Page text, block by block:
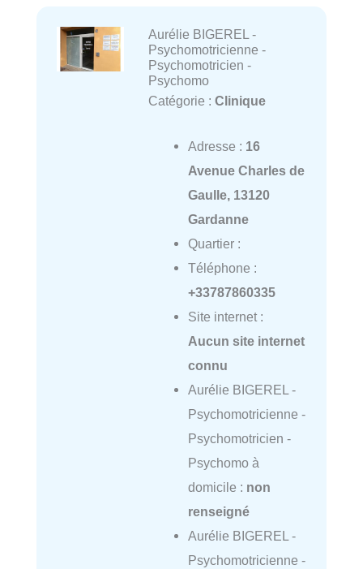
Aurélie BIGEREL -
Psychomotricienne -
Psychomotricien -
Psychomo
Catégorie : Clinique
Adresse : 16
Avenue Charles de
Gaulle, 13120
Gardanne
Quartier :
Téléphone :
+33787860335
Site internet :
Aucun site internet
connu
Aurélie BIGEREL -
Psychomotricienne -
Psychomotricien -
Psychomo à
domicile : non
renseigné
Aurélie BIGEREL -
Psychomotricienne -